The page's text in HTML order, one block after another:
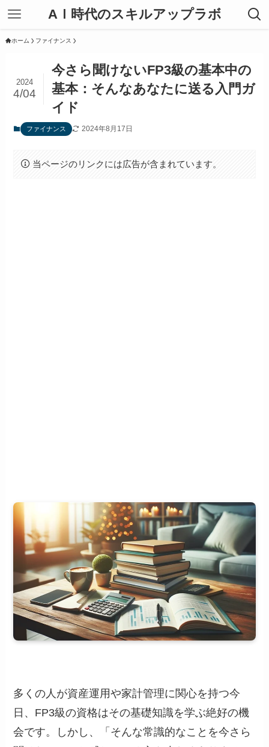
AＩ時代のスキルアップラボ
ホーム ファイナンス
今さら聞けないFP3級の基本中の
基本：そんなあなたに送る入門ガ
イド
2024
4/04
ファイナンス 2024年8月17日
当ページのリンクには広告が含まれています。
多くの人が資産運用や家計管理に関心を持つ今
日、FP3級の資格はその基礎知識を学ぶ絶好の機
会です。しかし、「そんな常識的なことを今さら